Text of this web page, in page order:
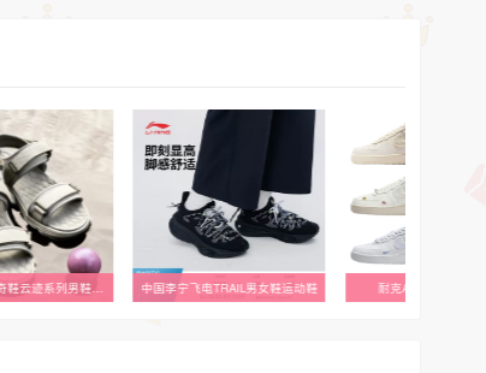
中国李宁飞电TRAIL男女鞋运动鞋 耐克AJ空军1号篮球